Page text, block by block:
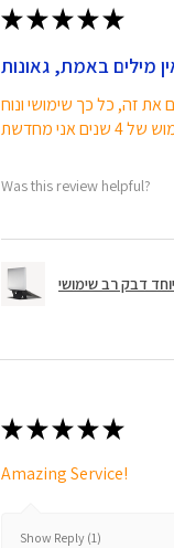
★★★★★
מילים באמת, גאונות
את זה, כל כך שימושי ונוח
אני מחדשת
Was this review helpful?
דבק רב שימושי
★★★★★
Amazing Service!
Show Reply (1)